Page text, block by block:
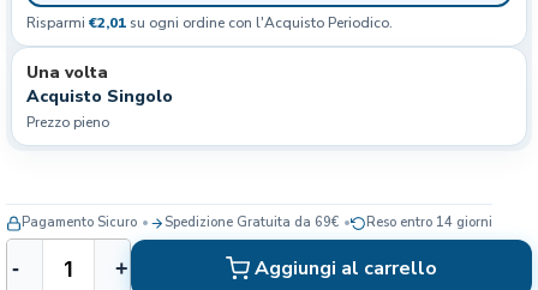
Risparmi €2,01 su ogni ordine con l'Acquisto Periodico.
Una volta
Acquisto Singolo
Prezzo pieno
c
- + Aggiungi al carrello
Pagamento Sicuro Spedizione Gratuita da 69€ Reso entro 14 giorni